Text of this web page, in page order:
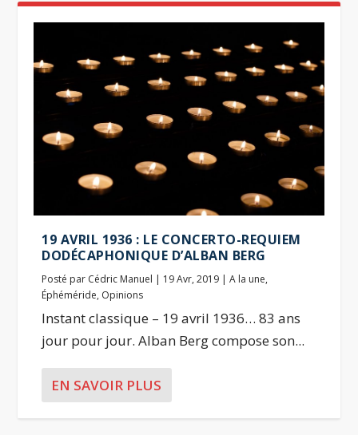
19 AVRIL 1936 : LE CONCERTO-REQUIEM
DODÉCAPHONIQUE D’ALBAN BERG
Posté par Cédric Manuel | 19 Avr, 2019 |A la une,
Éphéméride, Opinions
Instant classique – 19 avril 1936… 83 ans
jour pour jour. Alban Berg compose son...
EN SAVOIR PLUS